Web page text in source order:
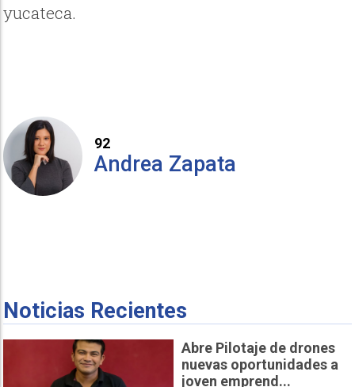
yucateca.
92
Andrea Zapata
Noticias Recientes
Abre Pilotaje de drones
nuevas oportunidades a
joven emprend...